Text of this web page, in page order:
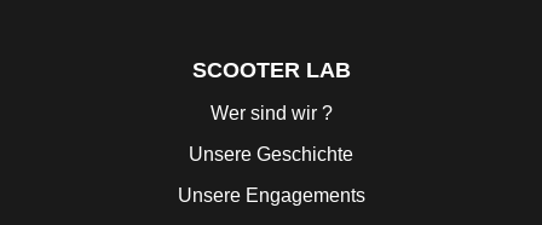
SCOOTER LAB
Wer sind wir ?
Unsere Geschichte
Unsere Engagements